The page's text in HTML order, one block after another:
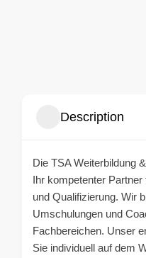
Description
Die TSA Weiterbildung
Ihr kompetenter
und Qualifizierung. Wir
Umschulungen und
Fachbereichen. Unser
Sie individuell auf dem